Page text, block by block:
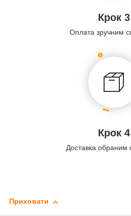
Крок 3
Оплата зручним
Крок 4
Доставка обраним
Приховати